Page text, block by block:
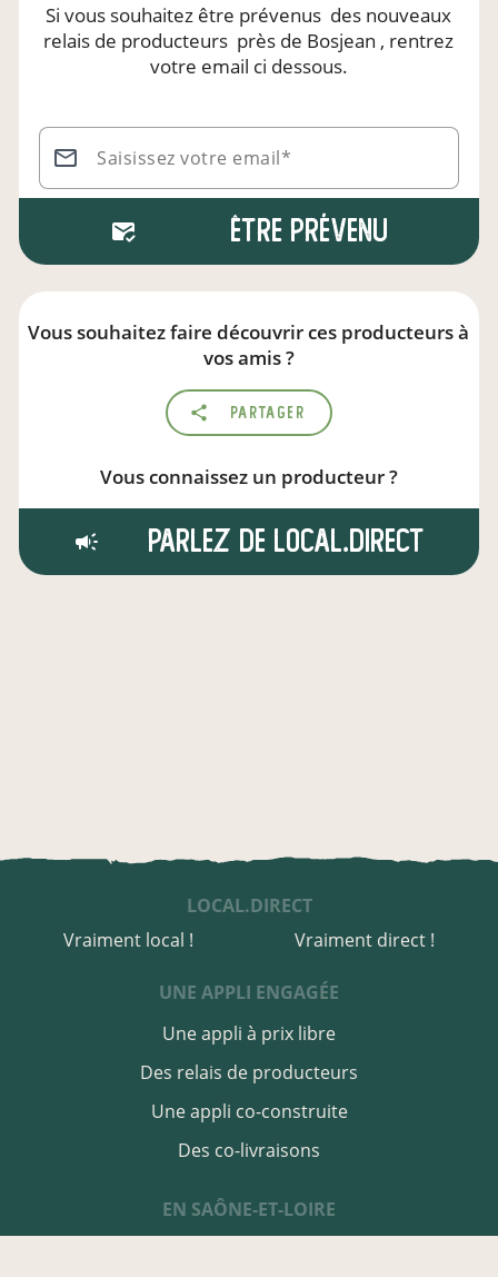
Si vous souhaitez être prévenus des nouveaux
relais de producteurs près de Bosjean , rentrez
votre email ci dessous.
Saisissez votre email*
Être prévenu
Vous souhaitez faire découvrir ces producteurs à
vos amis ?
Partager
Vous connaissez un producteur ?
Parlez de local.direct
LOCAL.DIRECT
Vraiment local !
Vraiment direct !
UNE APPLI ENGAGÉE
Une appli à prix libre
Des relais de producteurs
Des co-livraisons
Une appli co-construite
EN SAÔNE-ET-LOIRE